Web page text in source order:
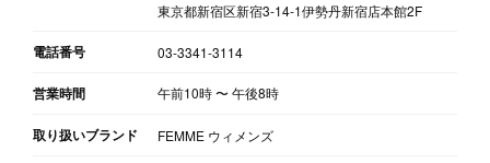
東京都新宿区新宿3-14-1伊勢丹新宿店本館2F
電話番号 03-3341-3114
営業時間 午前10時〜午後8時
取り扱いブランド FEMME ウィメンズ